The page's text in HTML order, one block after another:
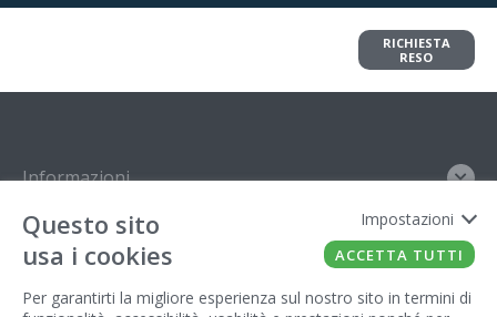
RICHIESTA
RESO
Informazioni
Contatto
Questo sito
usa i cookies
Per garantirti la migliore esperienza sul nostro sito in termini di
Impostazioni
ACCETTA TUTTI